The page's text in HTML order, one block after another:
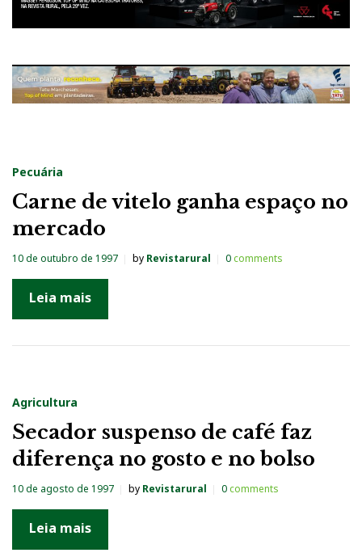
Pecuária
Carne de vitelo ganha espaço no
mercado
10 de outubro de 1997 by Revistarural 0comments
Leia mais
Agricultura
Secador suspenso de café faz
diferença no gosto e no bolso
10 de agosto de 1997 by Revistarural 0comments
Leia mais